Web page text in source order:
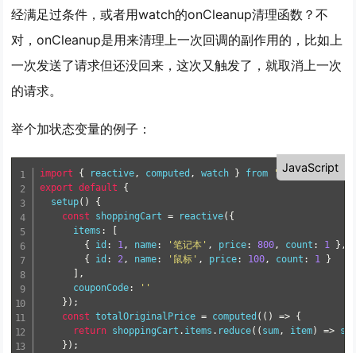
经满足过条件，或者用watch的onCleanup清理函数？不
对，onCleanup是用来清理上一次回调的副作用的，比如上
一次发送了请求但还没回来，这次又触发了，就取消上一次
的请求。
举个加状态变量的例子：
JavaScript
import { reactive, computed , watch } from 'vue';
export
default
{
setup( )
{
const
shoppingCart = reactive( {
      items
:
{
id : 1, name: '笔记本' , price: 800, count : 1 } ,
{
id : 2, name: '鼠标' , price: 100, count : 1
}
,
      couponCode
:
''
} ) ;
const totalOriginalPrice = computed ( ( ) => {
return shoppingCart . items . reduce( ( sum, item) =>
} ) ;